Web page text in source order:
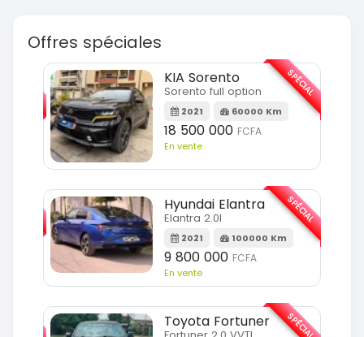
Offres spéciales
KIA Sorento
Sorento full option
2021 60000 Km
18 500 000 FCFA
En vente
SPÉCIAL
Hyundai Elantra
Elantra 2.0l
2021 100000 Km
9 800 000 FCFA
En vente
SPÉCIAL
Toyota Fortuner SPÉCIAL